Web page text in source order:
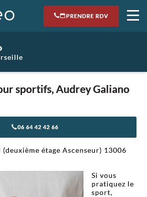
PRENDRE RDV
sportifs, Audrey Galiano
06 64 42 42 66
étage Ascenseur) 13006
Si vous
pratiquez le
sport,